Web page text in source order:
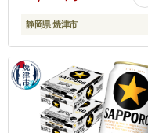
静岡県 焼津市